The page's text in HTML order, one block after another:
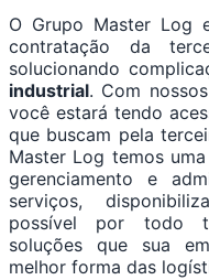
O Grupo Master Log
contratação da
solucionando
industrial. Com
você estará tendo
que buscam pela
Master Log temos
gerenciamento e
serviços,
possível por todo
soluções que sua
melhor forma das